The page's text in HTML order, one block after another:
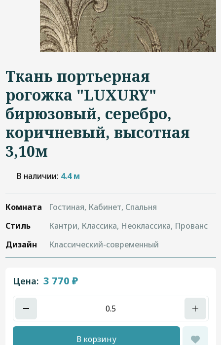
+7 (4822) 453-534
Ткань портьерная
рогожка "LUXURY"
бирюзовый, серебро,
коричневый, высотная
3,10м
В наличии: 4.4 м
Комната
Гостиная, Кабинет, Спальня
Стиль
Кантри, Классика, Неоклассика, Прованс
Дизайн
Классический-современный
Цена: 3 770 ₽
В корзину